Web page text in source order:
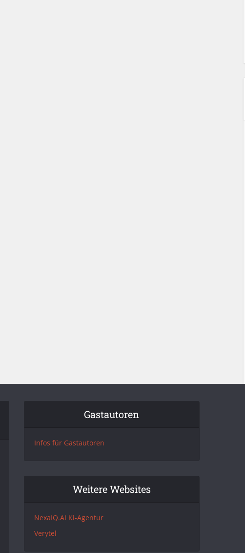
Gastautoren
Infos für Gastautoren
Weitere Websites
NexaIQ.AI Ki-Agentur
Verytel